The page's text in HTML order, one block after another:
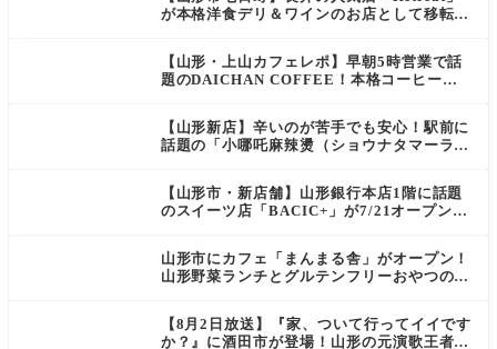
が本格洋食デリ＆ワインのお店として移転オ
【山形・上山カフェレポ】早朝5時営業で話
題のDAICHAN COFFEE！本格コーヒーを
【山形新店】辛いのが苦手でも安心！駅前に
話題の「小哪吒麻辣燙（ショウナタマーラー
【山形市・新店舗】山形銀行本店1階に話題
のスイーツ店「BACIC+」が7/21オープン！
山形市にカフェ「まんまる舎」がオープン！
山形野菜ランチとグルテンフリーおやつの新
【8月2日放送】『家、ついて行ってイイです
か？』に酒田市が登場！山形の元演歌王者